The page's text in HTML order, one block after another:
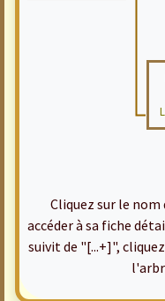
Cliquez sur le
accéder à sa fiche
suivit de "[...+]",